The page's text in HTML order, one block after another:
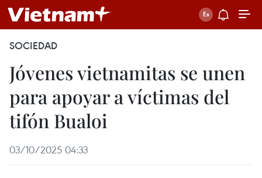
SOCIEDAD
Jóvenes vietnamitas se unen
para apoyar a víctimas del
tifón Bualoi
03/10/2025 04:33